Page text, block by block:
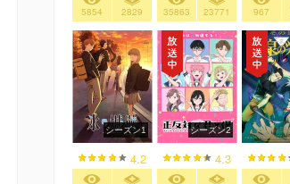
5854 2829 35863 23771 967
シーズン1
4.2
シーズン2
4.3